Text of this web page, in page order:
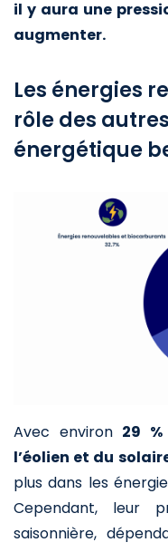
il y aura une
augmenter.
Les énergies
rôle des
énergétique
Avec environ 29
l’éolien et du
plus dans les
Cependant, leur
saisonnière,